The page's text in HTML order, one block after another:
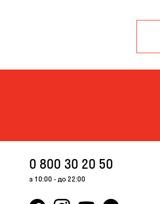
0 800 30 20 50
з 10:00 - до 22:00